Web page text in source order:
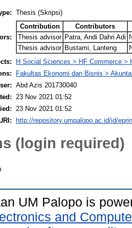
Thesis (Skripsi)
Contribution
Contributors
Thesis advisor Patra, Andi Dahri Adi
Thesis advisor Bustami, Lanteng
H Social Sciences > HF Commerce >
Fakultas Ekonomi dan Bisnis >
Abd Azis 201730040
23 Nov 2021 01:52
23 Nov 2021 01:52
http://repository.umpalopo.ac.id/id/
(login required)
UM Palopo is
and